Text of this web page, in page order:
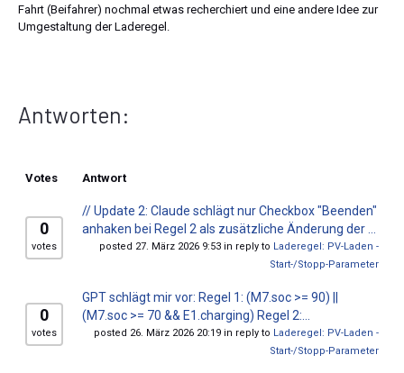
Fahrt (Beifahrer) nochmal etwas recherchiert und eine andere Idee zur
Umgestaltung der Laderegel.
Antworten:
Votes Antwort
0
votes
// Update 2: Claude schlägt nur Checkbox "Beenden"
anhaken bei Regel 2 als zusätzliche Änderung der ...
posted 27. März 2026 9:53 in reply to Laderegel: PV-Laden -
Start-/Stopp-Parameter
0
votes
GPT schlägt mir vor: Regel 1: (M7.soc >= 90) ||
(M7.soc >= 70 && E1.charging) Regel 2:...
posted 26. März 2026 20:19 in reply to Laderegel: PV-Laden -
Start-/Stopp-Parameter